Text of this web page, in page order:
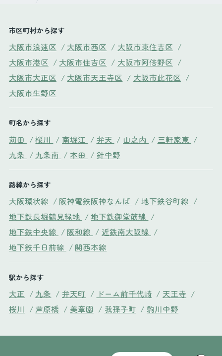
市区町村から探す
大阪市浪速区 / 大阪市西区 / 大阪市東住吉区 /
大阪市港区 / 大阪市住吉区 / 大阪市阿倍野区 /
大阪市大正区 / 大阪市天王寺区 / 大阪市此花区 /
大阪市生野区
町名から探す
苅田 / 桜川 / 南堀江 / 弁天 / 山之内 / 三軒家東 /
九条 / 九条南 / 本田 / 針中野
路線から探す
大阪環状線 / 阪神電鉄阪神なんば / 地下鉄谷町線 /
地下鉄長堀鶴見緑地 / 地下鉄御堂筋線 /
地下鉄中央線 / 阪和線 / 近鉄南大阪線 /
地下鉄千日前線 / 関西本線
駅から探す
大正 / 九条 / 弁天町 / ドーム前千代崎 / 天王寺 /
桜川 / 芦原橋 / 美章園 / 我孫子町 / 駒川中野